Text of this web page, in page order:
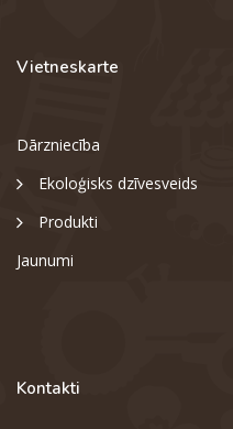
Vietneskarte
Dārzniecība
Ekoloģisks dzīvesveids
Produkti
Jaunumi
Kontakti